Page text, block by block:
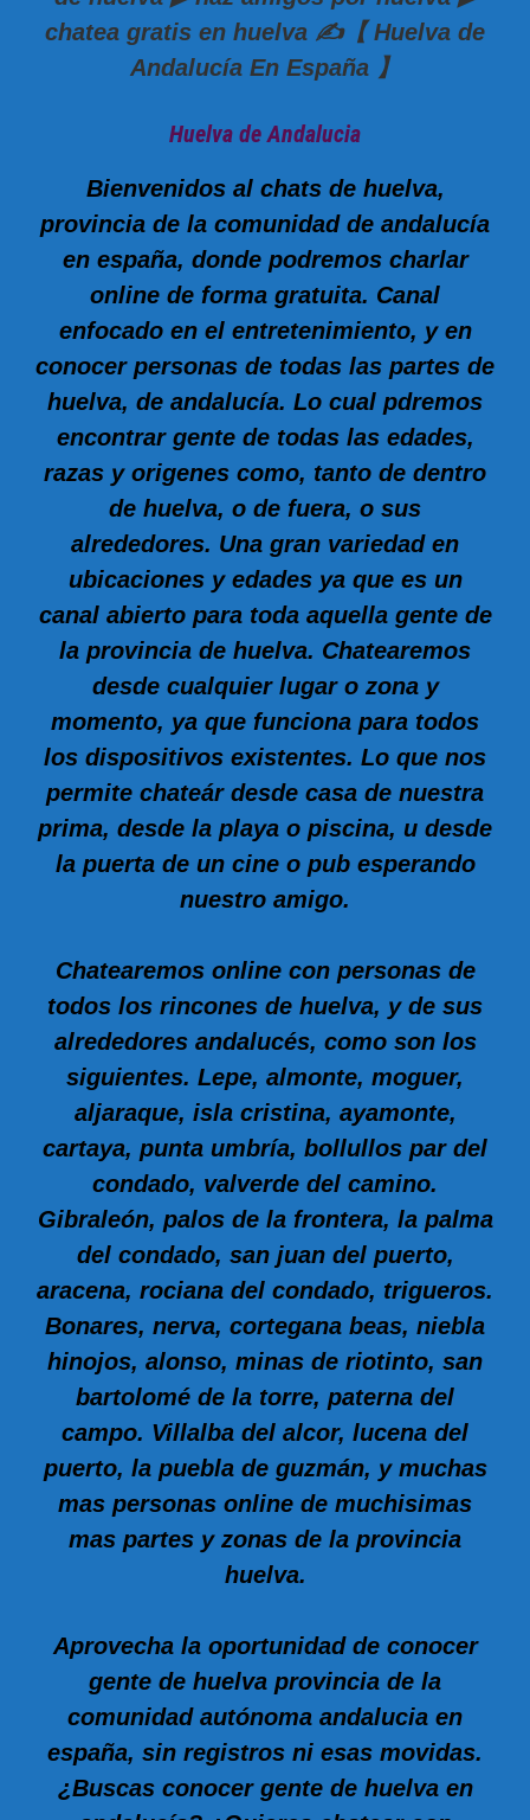
chatea gratis en huelva ✍️【 Huelva de
Andalucía En España 】
Huelva de Andalucia
Bienvenidos al chats de huelva,
provincia de la comunidad de andalucía
en españa, donde podremos charlar
online de forma gratuita. Canal
enfocado en el entretenimiento, y en
conocer personas de todas las partes de
huelva, de andalucía. Lo cual pdremos
encontrar gente de todas las edades,
razas y origenes como, tanto de dentro
de huelva, o de fuera, o sus
alrededores. Una gran variedad en
ubicaciones y edades ya que es un
canal abierto para toda aquella gente de
la provincia de huelva. Chatearemos
desde cualquier lugar o zona y
momento, ya que funciona para todos
los dispositivos existentes. Lo que nos
permite chateár desde casa de nuestra
prima, desde la playa o piscina, u desde
la puerta de un cine o pub esperando
nuestro amigo.
Chatearemos online con personas de
todos los rincones de huelva, y de sus
alrededores andalucés, como son los
siguientes. Lepe, almonte, moguer,
aljaraque, isla cristina, ayamonte,
cartaya, punta umbría, bollullos par del
condado, valverde del camino.
Gibraleón, palos de la frontera, la palma
del condado, san juan del puerto,
aracena, rociana del condado, trigueros.
Bonares, nerva, cortegana beas, niebla
hinojos, alonso, minas de riotinto, san
bartolomé de la torre, paterna del
campo. Villalba del alcor, lucena del
puerto, la puebla de guzmán, y muchas
mas personas online de muchisimas
mas partes y zonas de la provincia
huelva.
Aprovecha la oportunidad de conocer
gente de huelva provincia de la
comunidad autónoma andalucia en
españa, sin registros ni esas movidas.
¿Buscas conocer gente de huelva en